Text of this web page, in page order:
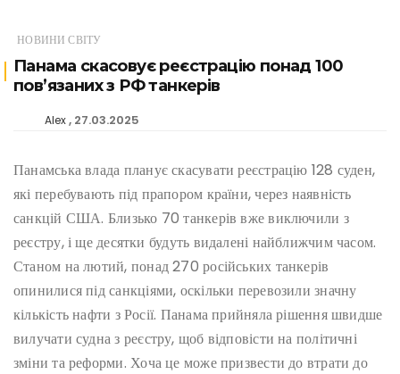
НОВИНИ СВІТУ
Панама скасовує реєстрацію понад 100
пов’язаних з РФ танкерів
Alex 27.03.2025
Панамська влада планує скасувати реєстрацію 128 суден,
які перебувають під прапором країни, через наявність
санкцій США. Близько 70 танкерів вже виключили з
реєстру, і ще десятки будуть видалені найближчим часом.
Станом на лютий, понад 270 російських танкерів
опинилися під санкціями, оскільки перевозили значну
кількість нафти з Росії. Панама прийняла рішення швидше
вилучати судна з реєстру, щоб відповісти на політичні
зміни та реформи. Хоча це може призвести до втрати до